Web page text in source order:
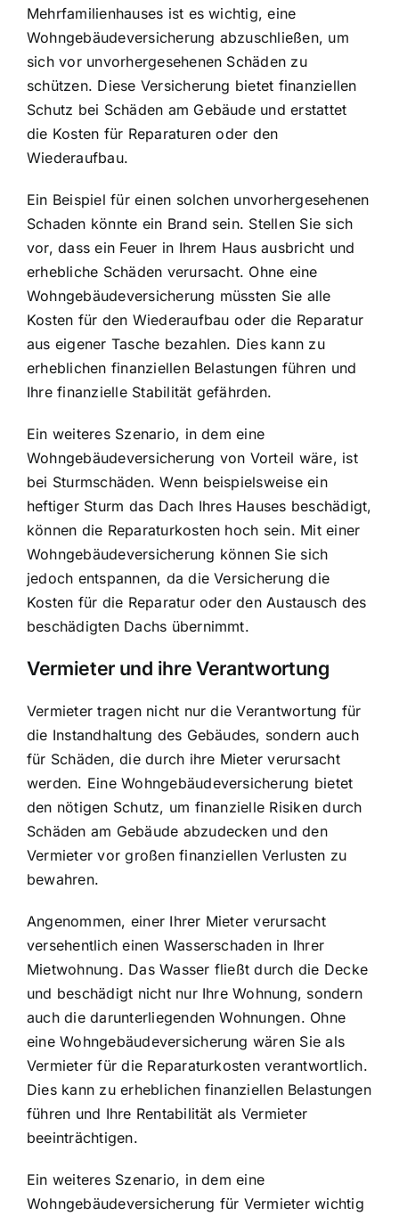
Mehrfamilienhauses ist es wichtig, eine
Wohngebäudeversicherung abzuschließen, um
sich vor unvorhergesehenen Schäden zu
schützen. Diese Versicherung bietet finanziellen
Schutz bei Schäden am Gebäude und erstattet
die Kosten für Reparaturen oder den
Wiederaufbau.
Ein Beispiel für einen solchen unvorhergesehenen
Schaden könnte ein Brand sein. Stellen Sie sich
vor, dass ein Feuer in Ihrem Haus ausbricht und
erhebliche Schäden verursacht. Ohne eine
Wohngebäudeversicherung müssten Sie alle
Kosten für den Wiederaufbau oder die Reparatur
aus eigener Tasche bezahlen. Dies kann zu
erheblichen finanziellen Belastungen führen und
Ihre finanzielle Stabilität gefährden.
Ein weiteres Szenario, in dem eine
Wohngebäudeversicherung von Vorteil wäre, ist
bei Sturmschäden. Wenn beispielsweise ein
heftiger Sturm das Dach Ihres Hauses beschädigt,
können die Reparaturkosten hoch sein. Mit einer
Wohngebäudeversicherung können Sie sich
jedoch entspannen, da die Versicherung die
Kosten für die Reparatur oder den Austausch des
beschädigten Dachs übernimmt.
Vermieter und ihre Verantwortung
Vermieter tragen nicht nur die Verantwortung für
die Instandhaltung des Gebäudes, sondern auch
für Schäden, die durch ihre Mieter verursacht
werden. Eine Wohngebäudeversicherung bietet
den nötigen Schutz, um finanzielle Risiken durch
Schäden am Gebäude abzudecken und den
Vermieter vor großen finanziellen Verlusten zu
bewahren.
Angenommen, einer Ihrer Mieter verursacht
versehentlich einen Wasserschaden in Ihrer
Mietwohnung. Das Wasser fließt durch die Decke
und beschädigt nicht nur Ihre Wohnung, sondern
auch die darunterliegenden Wohnungen. Ohne
eine Wohngebäudeversicherung wären Sie als
Vermieter für die Reparaturkosten verantwortlich.
Dies kann zu erheblichen finanziellen Belastungen
führen und Ihre Rentabilität als Vermieter
beeinträchtigen.
Ein weiteres Szenario, in dem eine
Wohngebäudeversicherung für Vermieter wichtig